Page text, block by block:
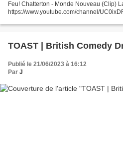
Feu! Chatterton - Monde Nouveau (Clip)
https://www.youtube.com/channel/
TOAST | British Comedy
Publié le 21/06/2023 à 16:12
Par J